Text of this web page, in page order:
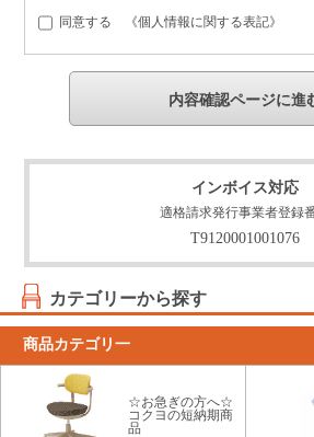
同意する 《個人情報に関する表記》
インボイス対応
適格請求発行事業者登録
T9120001001076
カテゴリーから探す
商品カテゴリ一
☆お急ぎの方へ☆
コクヨの短納期商
品